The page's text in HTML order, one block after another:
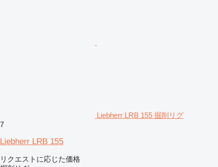
Liebherr LRB 155 掘削リグ
7
Liebherr LRB 155
リクエストに応じた価格